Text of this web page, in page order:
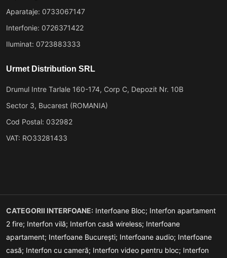
Aparataje: 0733067147
Interfonie: 0726371422
Iluminat: 0723883333
Urmet Distribution SRL
Drumul Intre Tarlale 160-174, Corp C, Depozit Nr. 10B
Sector 3, Bucarest (ROMANIA)
Cod Postal: 032982
VAT: RO33281433
CATEGORII INTERFOANE: Interfoane Bloc; Interfon apartament
2 fire; Interfon vilă; Interfon casă wireless; Interfoane
apartament; Interfoane București; Interfoane audio; Interfoane
casă; Interfon cu cameră; Interfon video pentru bloc; Interfon